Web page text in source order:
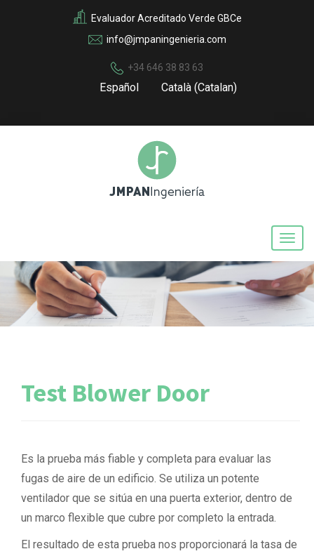
Evaluador Acreditado Verde GBCe
info@jmpaningenieria.com
+34 646 38 83 63
Español Català (Catalan)
Test Blower Door
Es la prueba más fiable y completa para evaluar las
fugas de aire de un edificio. Se utiliza un potente
ventilador que se sitúa en una puerta exterior, dentro de
un marco flexible que cubre por completo la entrada.
El resultado de esta prueba nos proporcionará la tasa de